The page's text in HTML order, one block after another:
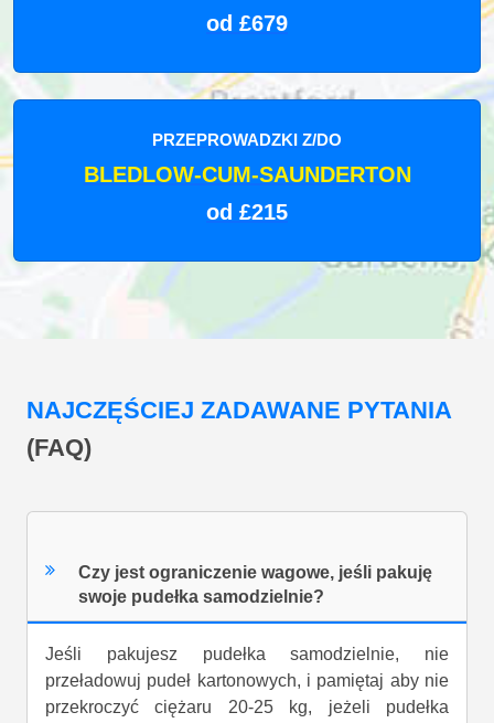
od £679
PRZEPROWADZKI Z/DO
BLEDLOW-CUM-SAUNDERTON
od £215
NAJCZĘŚCIEJ ZADAWANE PYTANIA
(FAQ)
Czy jest ograniczenie wagowe, jeśli pakuję
swoje pudełka samodzielnie?
Jeśli pakujesz pudełka samodzielnie, nie
przeładowuj pudeł kartonowych, i pamiętaj aby nie
przekroczyć ciężaru 20-25 kg, jeżeli pudełka